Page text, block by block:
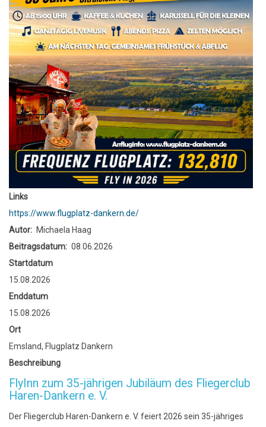
Links
https://www.flugplatz-dankern.de/
Autor
Michaela Haag
Beitragsdatum
08.06.2026
Startdatum
15.08.2026
Enddatum
15.08.2026
Ort
Emsland, Flugplatz Dankern
Beschreibung
FlyInn zum 35-jährigen Jubiläum des Fliegerclub
Haren-Dankern e. V.
Der Fliegerclub Haren-Dankern e. V. feiert 2026 sein 35-jähriges